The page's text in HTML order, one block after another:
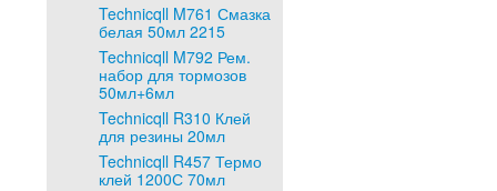
Technicqll M761 Смазка
белая 50мл 2215
Technicqll M792 Рем.
набор для тормозов
50мл+6мл
Technicqll R310 Клей
для резины 20мл
Technicqll R457 Термо
клей 1200С 70мл